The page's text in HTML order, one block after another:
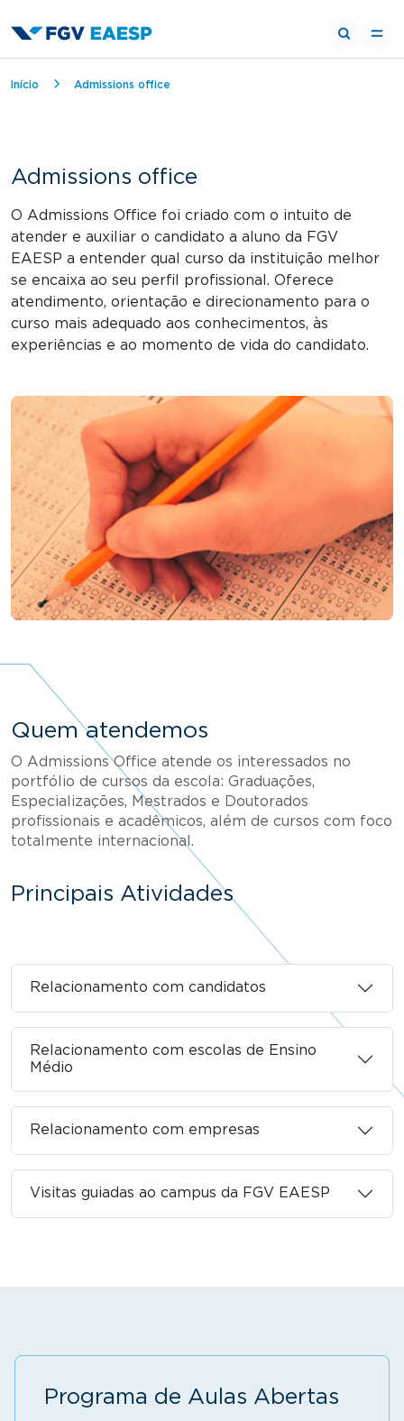
Trilha de navegação
Início Admissions office
Admissions office
O Admissions Office foi criado com o intuito de
atender e auxiliar o candidato a aluno da FGV
EAESP a entender qual curso da instituição melhor
se encaixa ao seu perfil profissional. Oferece
atendimento, orientação e direcionamento para o
curso mais adequado aos conhecimentos, às
experiências e ao momento de vida do candidato.
Quem atendemos
O Admissions Office atende os interessados no
portfólio de cursos da escola: Graduações,
Especializações, Mestrados e Doutorados
profissionais e acadêmicos, além de cursos com foco
totalmente internacional.
Principais Atividades
Relacionamento com candidatos
Relacionamento com escolas de Ensino
Médio
Relacionamento com empresas
Visitas guiadas ao campus da FGV EAESP
Programa de Aulas Abertas